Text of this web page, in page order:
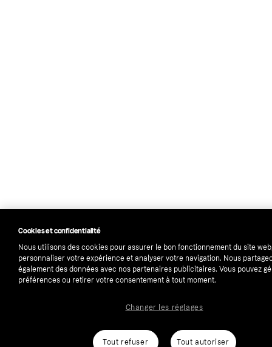
Cookies et confidentialité
Nous utilisons des cookies pour assurer le bon fonctionnement du site
personnaliser votre expérience et analyser votre navigation. Nous
également des données avec nos partenaires publicitaires. Vous pouvez
préférences ou retirer votre consentement à tout moment.
Tout refuser Tout autoriser
Changer les réglages